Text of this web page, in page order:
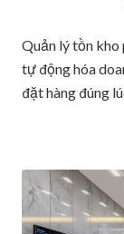
Quản lý tồn kho
tự động hóa
đặt hàng đúng